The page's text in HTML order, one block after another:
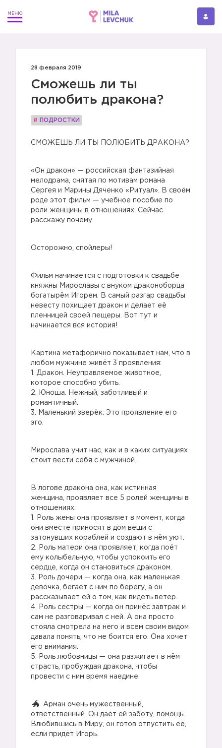
28 февраля 2019
Сможешь ли ты
полюбить дракона?
# ПОДРОСТКИ
СМОЖЕШЬ ЛИ ТЫ ПОЛЮБИТЬ ДРАКОНА?
«Он дракон» — российская фантазийная
мелодрама, снятая по мотивам романа
Сергея и Марины Дяченко «Ритуал». В своём
роде этот фильм — учебное пособие по
роли женщины в отношениях. Сейчас
расскажу почему.
Осторожно, спойлеры!
Фильм начинается с подготовки к свадьбе
княжны Мирославы с внуком драконоборца
богатырём Игорем. В самый разгар свадьбы
невесту похищает дракон и делает её
пленницей своей пещеры. Вот тут и
начинается вся история!
Картина метафорично показывает нам, что в
любом мужчине живёт 3 проявления:
1. Дракон. Неуправляемое животное,
которое способно убить.
2. Юноша. Нежный, заботливый и
романтичный.
3. Маленький зверёк. Это проявление его
эго.
Мирослава учит нас, как и в каких ситуациях
стоит вести себя с мужчиной.
В логове дракона она, как истинная
женщина, проявляет все 5 ролей женщины в
отношениях:
1. Роль жены она проявляет в момент, когда
они вместе приносят в дом вещи с
затонувших кораблей и создают в нём уют.
2. Роль матери она проявляет, когда поёт
ему колыбельную, чтобы успокоить его
сердце, когда он становиться драконом.
3. Роль дочери — когда она, как маленькая
девочка, бегает с ним по берегу, а он
рассказывает ей о том, как видеть ветер.
4. Роль сестры — когда он принёс завтрак и
сам не разговаривал с ней. А она просто
стояла смотрела на него и всем своим видом
давала понять, что не боится его. Она хочет
его внимания.
5. Роль любовницы — она разжигает в нём
страсть, пробуждая дракона, чтобы
провести с ним время наедине.
Арман очень мужественный,
ответственный. Он даёт ей заботу, помощь.
Влюбившись в Миру, он готов отпустить её,
если придёт Игорь.